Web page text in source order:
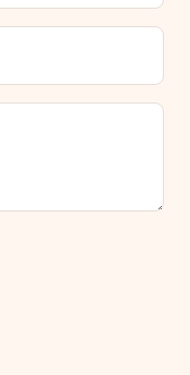
recibo mi
en la página del
de elegir
adicionales para la